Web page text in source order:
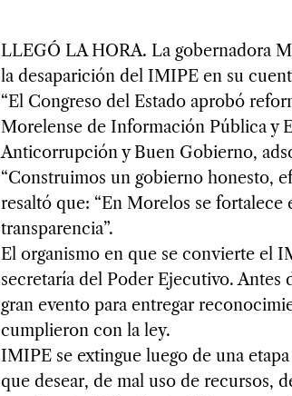
LLEGÓ LA HORA. La gobernadora
la desaparición del IMIPE en su
“El Congreso del Estado aprobó
Morelense de Información Pública y
Anticorrupción y Buen Gobierno,
“Construimos un gobierno honesto,
resaltó que: “En Morelos se
transparencia”.
El organismo en que se convierte el
secretaría del Poder Ejecutivo.
gran evento para entregar
cumplieron con la ley.
IMIPE se extingue luego de una
que desear, de mal uso de recursos,